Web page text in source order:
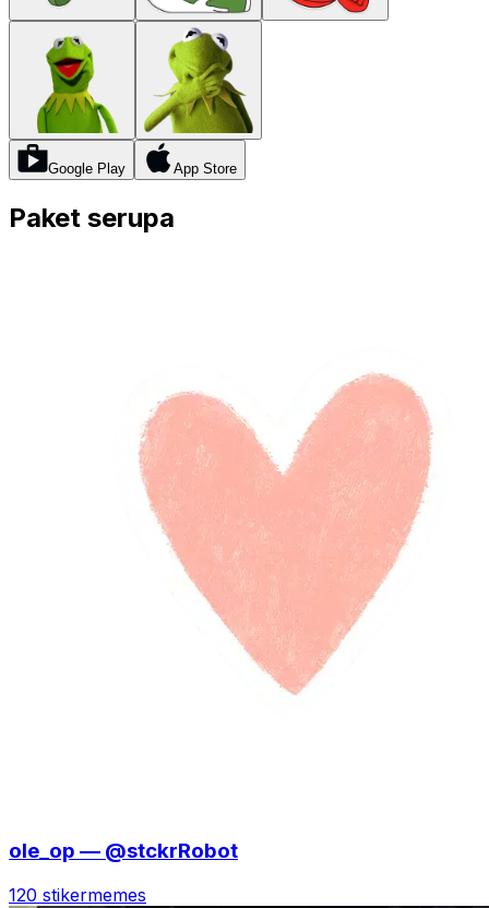
Google Play App Store
Paket serupa
ole_op — @stckrRobot
120 stikermemes